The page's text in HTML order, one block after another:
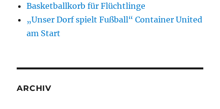
Basketballkorb für Flüchtlinge
„Unser Dorf spielt Fußball“ Container United
am Start
ARCHIV